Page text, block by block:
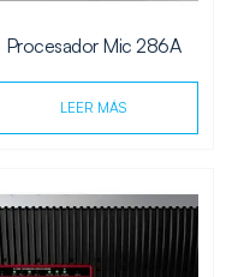
Procesador Mic 286A
LEER MÁS